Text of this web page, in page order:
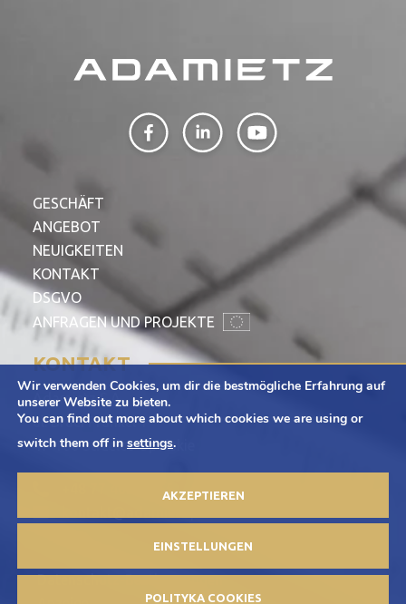
GESCHÄFT
ANGEBOT
NEUIGKEITEN
KONTAKT
DSGVO
ANFRAGEN UND PROJEKTE
KONTAKT
Adamietz S.A.
ul. Braci Prankel 1
47-100 Strzelce Opolskie
+48 77 463 00 65
Datenschutz-Bestimmungen
Wir verwenden Cookies, um dir die bestmögliche Erfahrung auf
unserer Website zu bieten.
You can find out more about which cookies we are using or
switch them off in settings.
AKZEPTIEREN
EINSTELLUNGEN
POLITYKA COOKIES